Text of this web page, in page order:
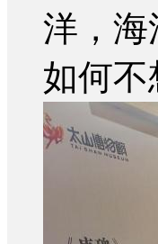
洋，海
如何不